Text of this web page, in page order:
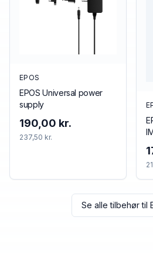
EPOS
EPOS Universal power
supply
190,00 kr.
237,50 kr.
Se alle tilbehør til